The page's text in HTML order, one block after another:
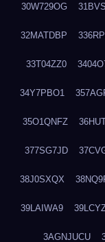
30W729OG
32MATDBP
33T04ZZ0
34Y7PBO1
35O1QNFZ
377SG7JD
38J0SXQX
39LAIWA9
3AGNJUCU